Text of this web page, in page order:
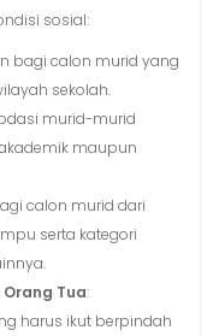
sosial:
bagi calon murid yang
sekolah.
murid-murid
maupun
calon murid dari
serta kategori
Tua:
harus ikut berpindah